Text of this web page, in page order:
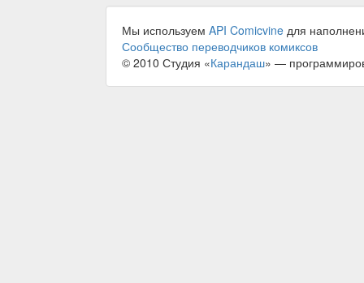
Мы используем API Comicvine для
Сообщество переводчиков комиксов
© 2010 Студия «Карандаш» —